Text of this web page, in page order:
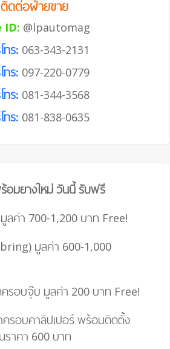
ติดต่อฝ่ายขาย
ID: @lpautomag
ทร: 063-343-2131
ทร: 097-220-0779
ทร: 081-344-3568
ทร: 081-838-0635
อมยางใหม่ วันนี้ รับฟรี
ลค่า 700-1,200 บาท Free!
มูลค่า 600-1,000
รอบจุ๊บ มูลค่า 200 บาท Free!
รอบคาลิปเปอร์ พร้อมติดตั้ง
ราคา 600 บาท